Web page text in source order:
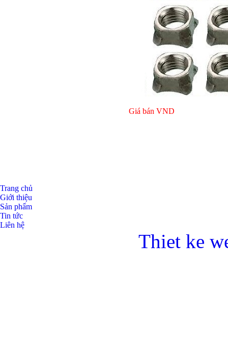
Giá bánVND
Giá bánVND
Giá bán VND
Trang chủ
Giới thiệu
Sản phẩm
Tin tức
Liên hệ
Thiet ke